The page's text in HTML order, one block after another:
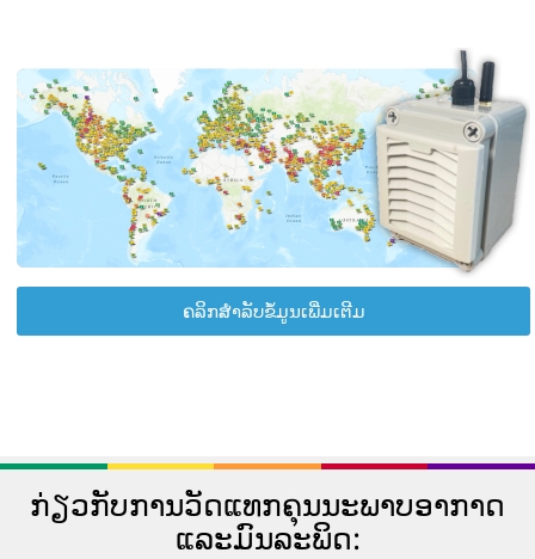
ຄລິກສຳລັບຂໍ້ມູນເພີ່ມເຕີມ
ກ່ຽວກັບການວັດແທກຄຸນນະພາບອາກາດ
ແລະມົນລະພິດ: